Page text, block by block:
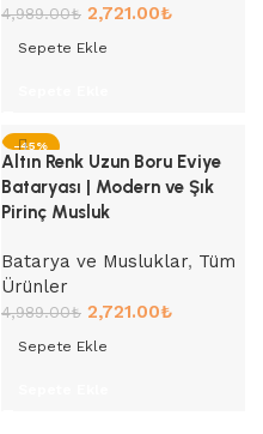
4,989.00₺ 2,721.00₺
Sepete Ekle
-45%
Altın Renk Uzun Boru Eviye
Bataryası | Modern ve Şık
Pirinç Musluk
Batarya ve Musluklar, Tüm
Ürünler
4,989.00₺ 2,721.00₺
Sepete Ekle